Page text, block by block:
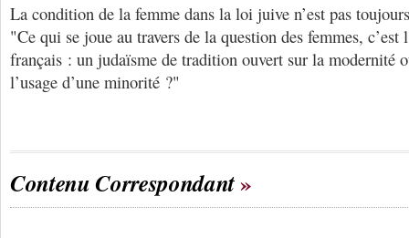
La condition de la femme dans la loi juive n’est pas
"Ce qui se joue au travers de la question des femmes, c’est
français : un judaïsme de tradition ouvert sur la modernité
l’usage d’une minorité ?"
Contenu Correspondant